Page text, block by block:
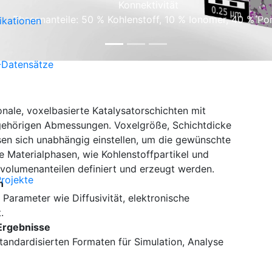
Konnektivität
Phasenanteile: 50 % Kohlenstoff, 10 % Ionomer, 40 %
voxelbasierte Katalysatorschichten mit
Abmessungen. Voxelgröße, Schichtdicke
sich unabhängig einstellen, um die gewünschte
Materialphasen, wie Kohlenstoffpartikel und
definiert und erzeugt werden.
wie Diffusivität, elektronische
Formaten für Simulation, Analyse